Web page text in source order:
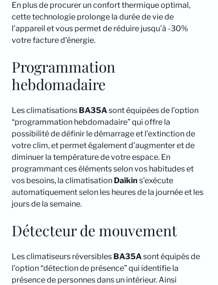
En plus de procurer un confort thermique optimal,
cette technologie prolonge la durée de vie de
l’appareil et vous permet de réduire jusqu'à -30%
votre facture d'énergie.
Programmation
hebdomadaire
Les climatisations BA35Asont équipées de l’option
“programmation hebdomadaire” qui offre la
possibilité de définir le démarrage et l’extinction de
votre clim, et permet également d’augmenter et de
diminuer la température de votre espace. En
programmant ces éléments selon vos habitudes et
vos besoins, la climatisation Daikin s’exécute
automatiquement selon les heures de la journée et les
jours de la semaine.
Détecteur de mouvement
Les climatiseurs réversibles BA35Asont équipés de
l’option “détection de présence” qui identifie la
présence de personnes dans un intérieur. Ainsi